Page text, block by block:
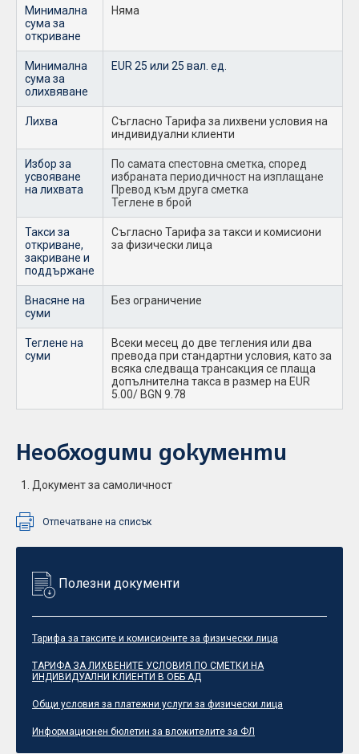
Минимална
сума за
откриване
Няма
Минимална
сума за
олихвяване
EUR 25 или 25 вал. ед.
Лихва
Съгласно Тарифа за лихвени условия на
индивидуални клиенти
Избор за
усвояване
на лихвата
По самата спестовна сметка, според
избраната периодичност на изплащане
Превод към друга сметка
Теглене в брой
Такси за
откриване,
закриване и
поддържане
Съгласно Тарифа за такси и комисиони
за физически лица
Внасяне на
суми
Без ограничение
Теглене на
суми
Всеки месец до две тегления или два
превода при стандартни условия, като за
всяка следваща трансакция се плаща
допълнителна такса в размер на EUR
5.00/ BGN 9.78
Необходими документи
Документ за самоличност
Отпечатване на списък
Полезни документи
Тарифа за таксите и комисионите за физически лица
ТАРИФА ЗА ЛИХВЕНИТЕ УСЛОВИЯ ПО СМЕТКИ НА
ИНДИВИДУАЛНИ КЛИЕНТИ В ОББ АД
Общи условия за платежни услуги за физически лица
Информационен бюлетин за вложителите за ФЛ